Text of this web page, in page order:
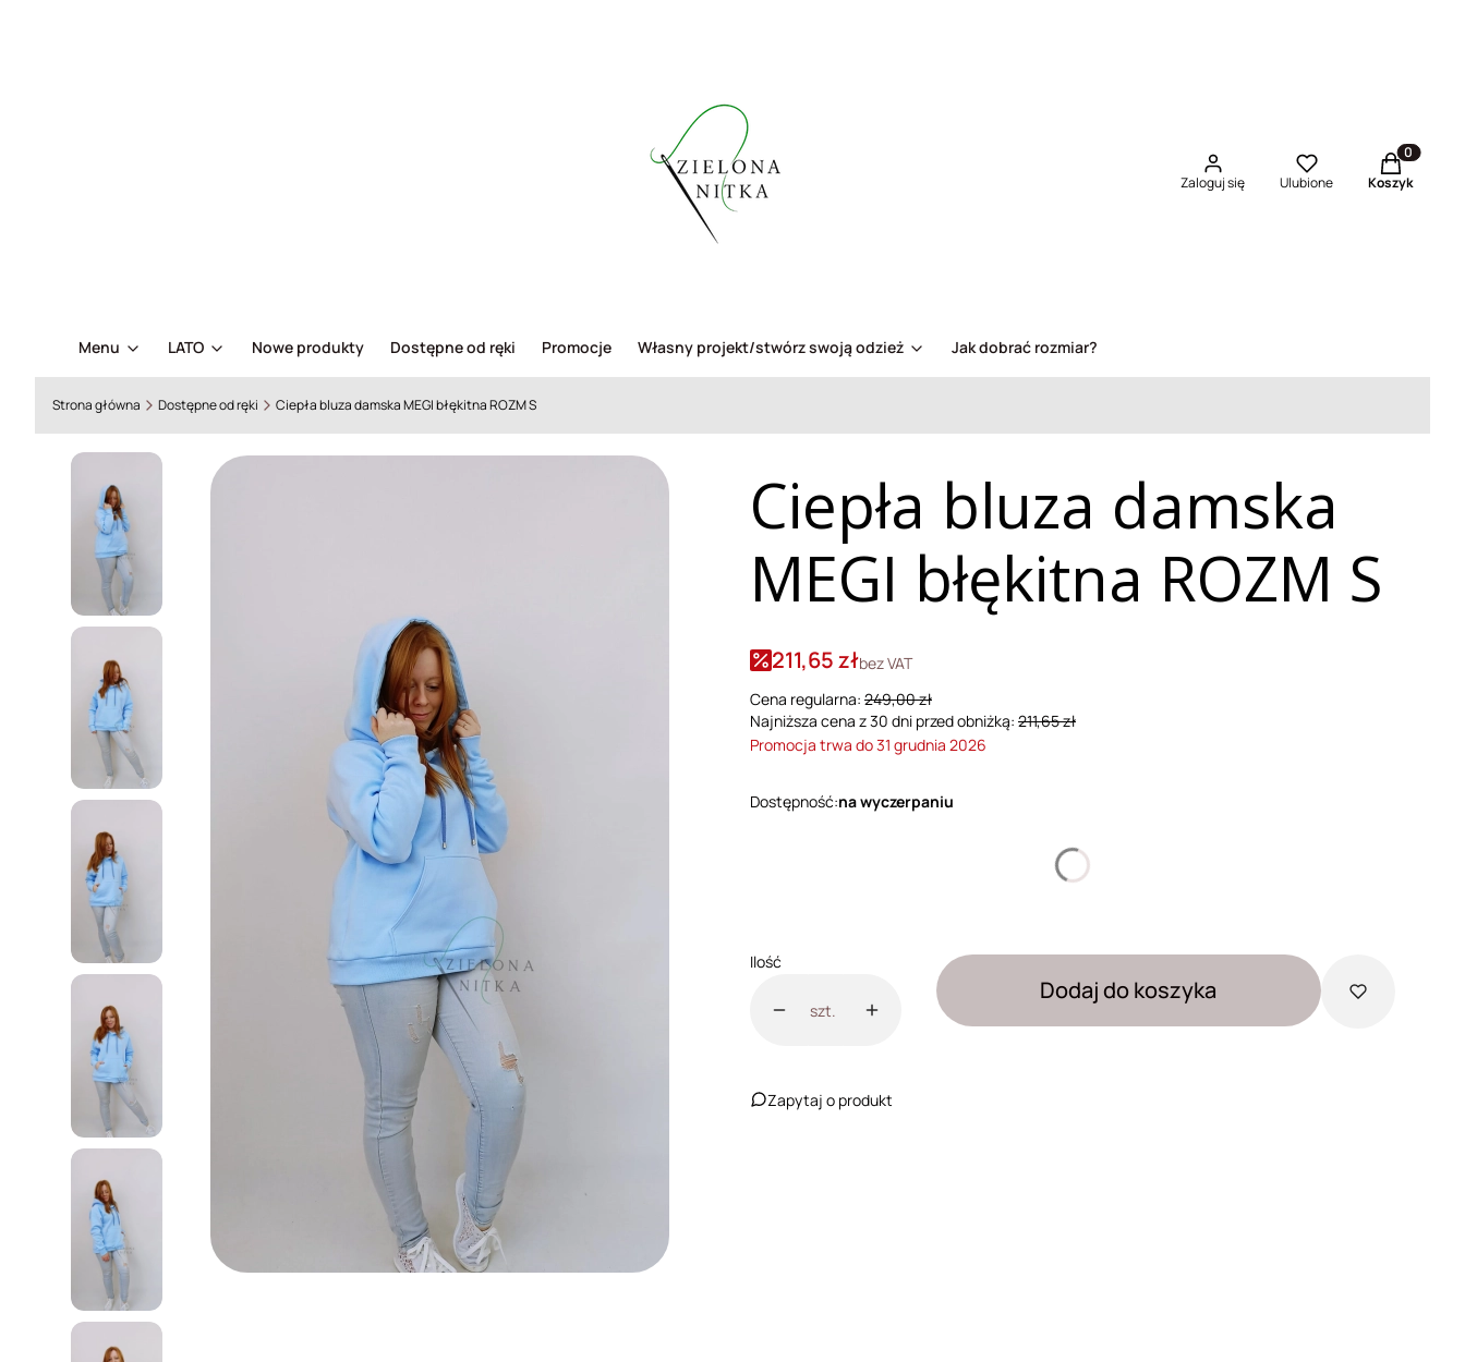
Zaloguj się Ulubione
Produkty
Koszyk
Menu LATO Nowe produkty Dostępne od ręki Promocje Własny projekt/stwórz swoją odzież Jak dobrać rozmiar?
Strona główna Dostępne od ręki Ciepła bluza damska MEGI błękitna ROZM S
Ciepła bluza damska
MEGI błękitna ROZM S
211,65 złbez VAT
Cena regularna: 249,00 zł
Najniższa cena z 30 dni przed obniżką: 211,65 zł
Promocja trwa do 31 grudnia 2026
Dostępność:na wyczerpaniu
Poszczególne warianty mogą różnić się ceną
Ilość
szt.
Dodaj do koszyka
Zapytaj o produkt